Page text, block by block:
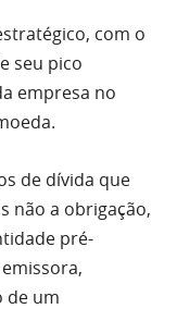
com o
seu pico
empresa no
de dívida que
não a obrigação,
pré-
de um